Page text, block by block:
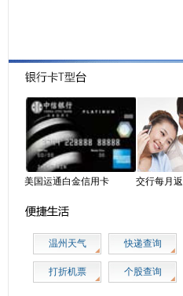
美国运通白金信用卡 交行每月
温州天气 快递查询
打折机票 个股查询